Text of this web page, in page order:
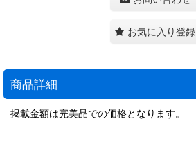
お気に入り登録
商品詳細
掲載金額は完美品での価格となります。